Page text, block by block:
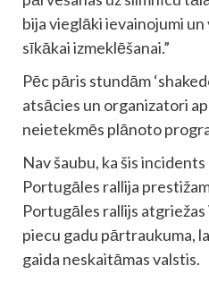
bija vieglāki ievainojumi
sīkākai izmeklēšanai.”
Pēc pāris stundām
atsācies un organizatori
neietekmēs plānoto
Nav šaubu, ka šis
Portugāles rallija
Portugāles rallijs
piecu gadu pārtraukuma,
gaida neskaitāmas valstis.